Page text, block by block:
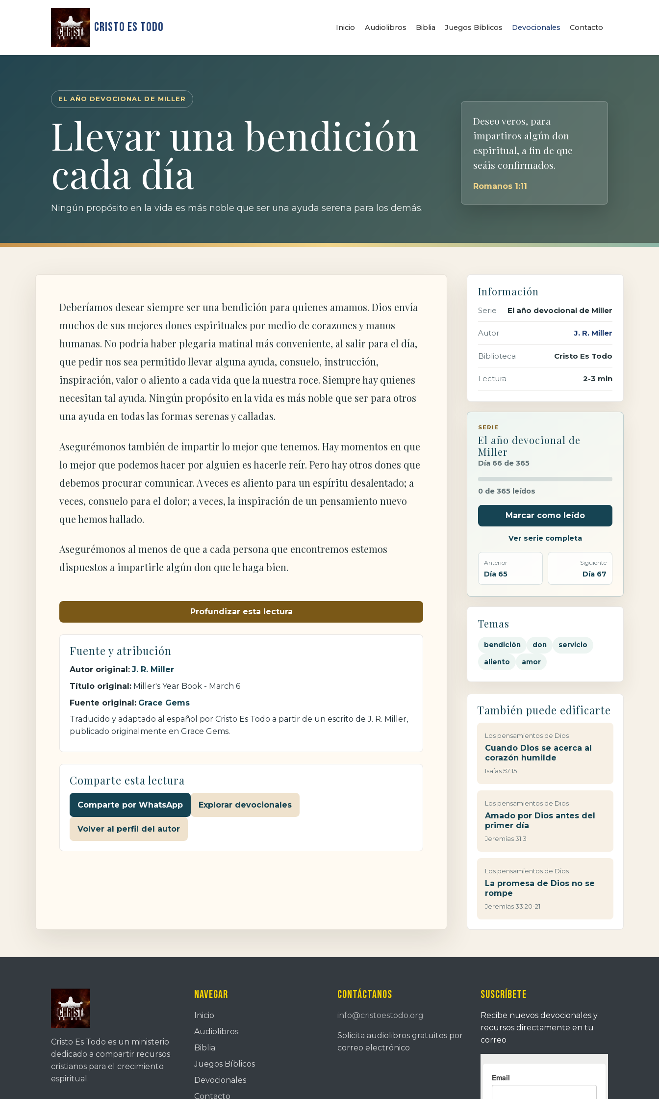
Cristo Es Todo Inicio Audiolibros Biblia Juegos Bíblicos Devocionales Contacto
EL AÑO DEVOCIONAL DE MILLER
Llevar una bendición
cada día
Ningún propósito en la vida es más noble que ser una ayuda serena para los demás.
Deseo veros, para
impartiros algún don
espiritual, a fin de que
seáis confirmados.
Romanos 1:11
Deberíamos desear siempre ser una bendición para quienes amamos. Dios envía
muchos de sus mejores dones espirituales por medio de corazones y manos
humanas. No podría haber plegaria matinal más conveniente, al salir para el día,
que pedir nos sea permitido llevar alguna ayuda, consuelo, instrucción,
inspiración, valor o aliento a cada vida que la nuestra roce. Siempre hay quienes
necesitan tal ayuda. Ningún propósito en la vida es más noble que ser para otros
una ayuda en todas las formas serenas y calladas.
Asegurémonos también de impartir lo mejor que tenemos. Hay momentos en que
lo mejor que podemos hacer por alguien es hacerle reír. Pero hay otros dones que
debemos procurar comunicar. A veces es aliento para un espíritu desalentado; a
veces, consuelo para el dolor; a veces, la inspiración de un pensamiento nuevo
que hemos hallado.
Asegurémonos al menos de que a cada persona que encontremos estemos
dispuestos a impartirle algún don que le haga bien.
Profundizar esta lectura
Fuente y atribución
Autor original: J. R. Miller
Título original: Miller's Year Book - March 6
Fuente original: Grace Gems
Traducido y adaptado al español por Cristo Es Todo a partir de un escrito de J. R. Miller,
publicado originalmente en Grace Gems.
Comparte esta lectura
Comparte por WhatsApp Explorar devocionales
Volver al perfil del autor
Información
Serie El año devocional de Miller
Autor J. R. Miller
Biblioteca Cristo Es Todo
Lectura 2-3 min
SERIE
El año devocional de
Miller
Día 66 de 365
0 de 365 leídos
Marcar como leído
Ver serie completa
Anterior
Día 65
Siguiente
Día 67
Temas
bendición don servicio
aliento amor
También puede edificarte
Los pensamientos de Dios
Cuando Dios se acerca al
corazón humilde
Isaías 57:15
Los pensamientos de Dios
Amado por Dios antes del
primer día
Jeremías 31:3
Los pensamientos de Dios
La promesa de Dios no se
rompe
Jeremías 33:20-21
Cristo Es Todo es un ministerio
dedicado a compartir recursos
cristianos para el crecimiento
espiritual.
Navegar
Inicio
Audiolibros
Biblia
Juegos Bíblicos
Devocionales
Contacto
Contáctanos
info@cristoestodo.org
Solicita audiolibros gratuitos por
correo electrónico
Suscríbete
Recibe nuevos devocionales y
recursos directamente en tu
correo